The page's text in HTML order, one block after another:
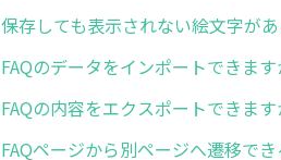
保存しても表示されない絵文字が
FAQのデータをインポートできます
FAQの内容をエクスポートできます
FAQページから別ページへ遷移で